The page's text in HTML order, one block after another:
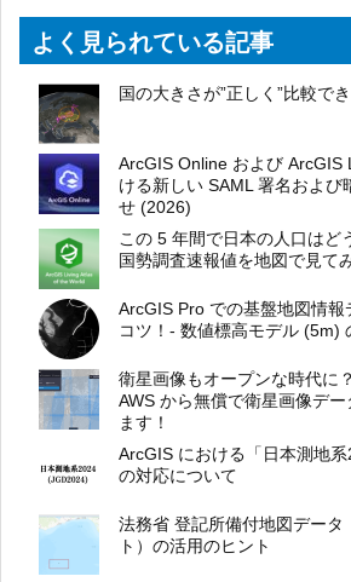
よく見られている記事
国の大きさが”正しく”比較で
ArcGIS Online および ArcGIS
ける新しい SAML 署名および
せ (2026)
この 5 年間で日本の人口はど
国勢調査速報値を地図で見て
ArcGIS Pro での基盤地図情
コツ！- 数値標高モデル (5m)
衛星画像もオープンな時代に
AWS から無償で衛星画像デ
ます！
ArcGIS における「日本測地
の対応について
法務省 登記所備付地図データ
ト）の活用のヒント